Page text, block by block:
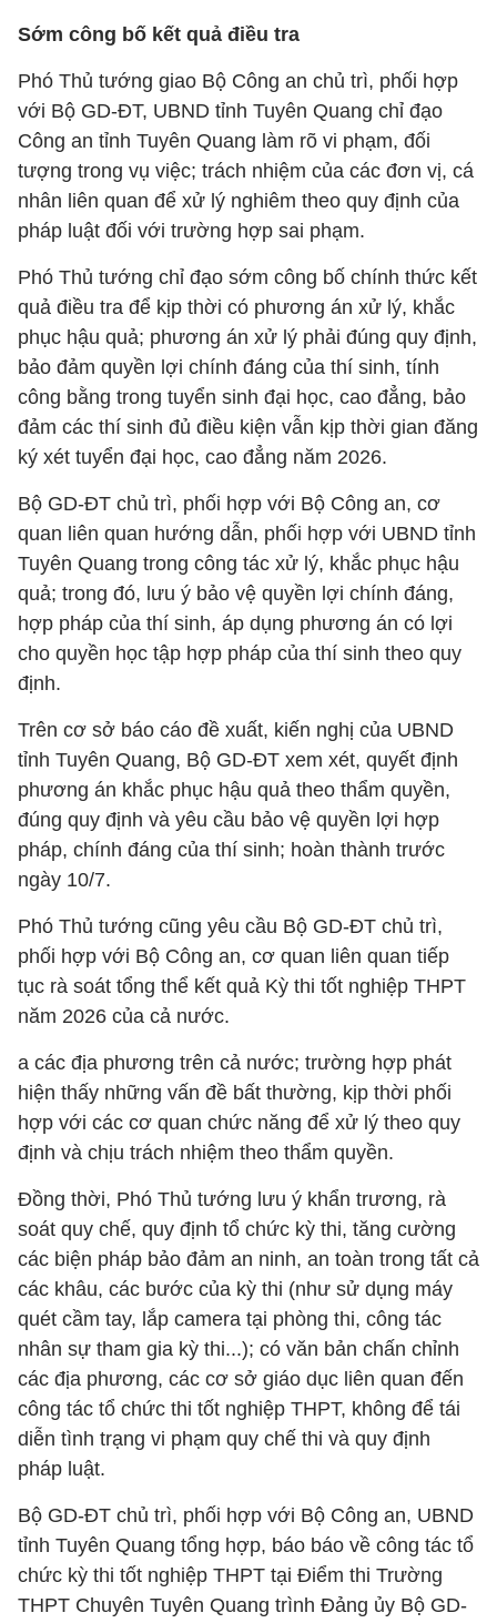
Sớm công bố kết quả điều tra
Phó Thủ tướng giao Bộ Công an chủ trì, phối hợp
với Bộ GD-ĐT, UBND tỉnh Tuyên Quang chỉ đạo
Công an tỉnh Tuyên Quang làm rõ vi phạm, đối
tượng trong vụ việc; trách nhiệm của các đơn vị, cá
nhân liên quan để xử lý nghiêm theo quy định của
pháp luật đối với trường hợp sai phạm.
Phó Thủ tướng chỉ đạo sớm công bố chính thức kết
quả điều tra để kịp thời có phương án xử lý, khắc
phục hậu quả; phương án xử lý phải đúng quy định,
bảo đảm quyền lợi chính đáng của thí sinh, tính
công bằng trong tuyển sinh đại học, cao đẳng, bảo
đảm các thí sinh đủ điều kiện vẫn kịp thời gian đăng
ký xét tuyển đại học, cao đẳng năm 2026.
Bộ GD-ĐT chủ trì, phối hợp với Bộ Công an, cơ
quan liên quan hướng dẫn, phối hợp với UBND tỉnh
Tuyên Quang trong công tác xử lý, khắc phục hậu
quả; trong đó, lưu ý bảo vệ quyền lợi chính đáng,
hợp pháp của thí sinh, áp dụng phương án có lợi
cho quyền học tập hợp pháp của thí sinh theo quy
định.
Trên cơ sở báo cáo đề xuất, kiến nghị của UBND
tỉnh Tuyên Quang, Bộ GD-ĐT xem xét, quyết định
phương án khắc phục hậu quả theo thẩm quyền,
đúng quy định và yêu cầu bảo vệ quyền lợi hợp
pháp, chính đáng của thí sinh; hoàn thành trước
ngày 10/7.
Phó Thủ tướng cũng yêu cầu Bộ GD-ĐT chủ trì,
phối hợp với Bộ Công an, cơ quan liên quan tiếp
tục rà soát tổng thể kết quả Kỳ thi tốt nghiệp THPT
năm 2026 của cả nước.
a các địa phương trên cả nước; trường hợp phát
hiện thấy những vấn đề bất thường, kịp thời phối
hợp với các cơ quan chức năng để xử lý theo quy
định và chịu trách nhiệm theo thẩm quyền.
Đồng thời, Phó Thủ tướng lưu ý khẩn trương, rà
soát quy chế, quy định tổ chức kỳ thi, tăng cường
các biện pháp bảo đảm an ninh, an toàn trong tất cả
các khâu, các bước của kỳ thi (như sử dụng máy
quét cầm tay, lắp camera tại phòng thi, công tác
nhân sự tham gia kỳ thi...); có văn bản chấn chỉnh
các địa phương, các cơ sở giáo dục liên quan đến
công tác tổ chức thi tốt nghiệp THPT, không để tái
diễn tình trạng vi phạm quy chế thi và quy định
pháp luật.
Bộ GD-ĐT chủ trì, phối hợp với Bộ Công an, UBND
tỉnh Tuyên Quang tổng hợp, báo báo về công tác tổ
chức kỳ thi tốt nghiệp THPT tại Điểm thi Trường
THPT Chuyên Tuyên Quang trình Đảng ủy Bộ GD-